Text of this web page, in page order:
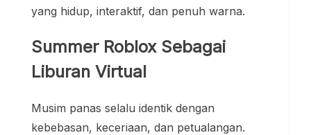
yang hidup, interaktif, dan penuh warna.
Summer Roblox Sebagai
Liburan Virtual
Musim panas selalu identik dengan
kebebasan, keceriaan, dan petualangan.